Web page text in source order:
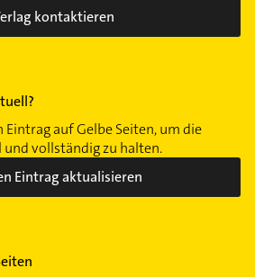
kontaktieren
auf Gelbe Seiten, um die
vollständig zu halten.
Eintrag aktualisieren